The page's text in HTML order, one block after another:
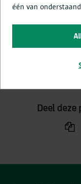
Deel deze
één van